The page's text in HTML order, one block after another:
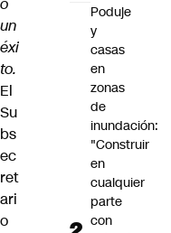
un
éxi
to.
El
Su
bs
ec
ret
ari
o
Poduje
y
casas
en
zonas
de
inundación:
"Construir
en
cualquier
parte
con